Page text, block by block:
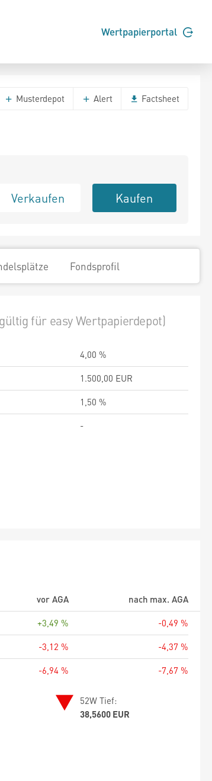
Wertpapierportal
Musterdepot Alert Factsheet
Verkaufen Kaufen
Fondsprofil
für easy Wertpapierdepot)
4,00 %
1.500,00 EUR
1,50 %
-
vor AGA
nach max. AGA
+3,49 %
-0,49 %
-3,12 %
-4,37 %
-6,94 % -7,67 %
52W Tief:
38,5600 EUR